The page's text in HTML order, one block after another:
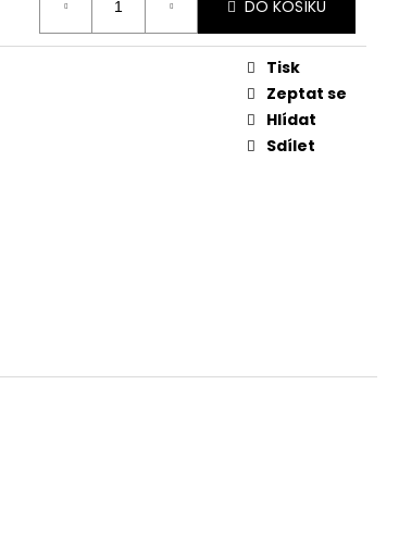
DO KOŠÍKU
Tisk
Zeptat se
Hlídat
Sdílet